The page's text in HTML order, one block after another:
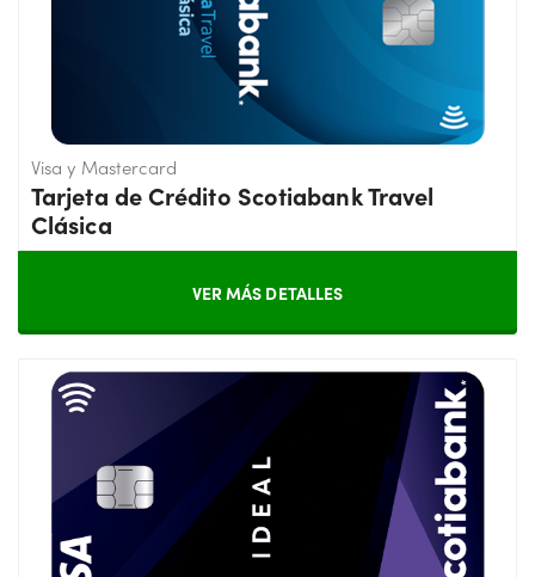
Visa y Mastercard
Tarjeta de Crédito Scotiabank Travel
Clásica
VER MÁS DETALLES